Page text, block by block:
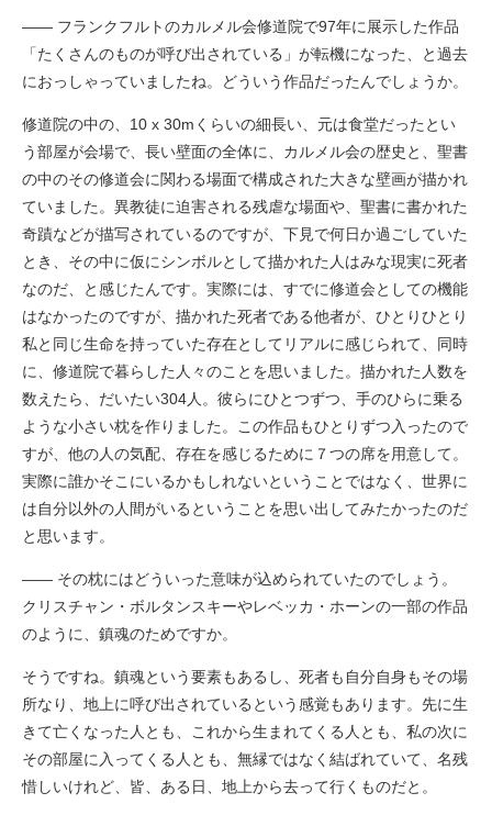
―― フランクフルトのカルメル会修道院で97年に展示した作品
「たくさんのものが呼び出されている」が転機になった、と過去
におっしゃっていましたね。どういう作品だったんでしょうか。
修道院の中の、10 x 30mくらいの細長い、元は食堂だったとい
う部屋が会場で、長い壁面の全体に、カルメル会の歴史と、聖書
の中のその修道会に関わる場面で構成された大きな壁画が描かれ
ていました。異教徒に迫害される残虐な場面や、聖書に書かれた
奇蹟などが描写されているのですが、下見で何日か過ごしていた
とき、その中に仮にシンボルとして描かれた人はみな現実に死者
なのだ、と感じたんです。実際には、すでに修道会としての機能
はなかったのですが、描かれた死者である他者が、ひとりひとり
私と同じ生命を持っていた存在としてリアルに感じられて、同時
に、修道院で暮らした人々のことを思いました。描かれた人数を
数えたら、だいたい304人。彼らにひとつずつ、手のひらに乗る
ような小さい枕を作りました。この作品もひとりずつ入ったので
すが、他の人の気配、存在を感じるために７つの席を用意して。
実際に誰かそこにいるかもしれないということではなく、世界に
は自分以外の人間がいるということを思い出してみたかったのだ
と思います。
―― その枕にはどういった意味が込められていたのでしょう。
クリスチャン・ボルタンスキーやレベッカ・ホーンの一部の作品
のように、鎮魂のためですか。
そうですね。鎮魂という要素もあるし、死者も自分自身もその場
所なり、地上に呼び出されているという感覚もあります。先に生
きて亡くなった人とも、これから生まれてくる人とも、私の次に
その部屋に入ってくる人とも、無縁ではなく結ばれていて、名残
惜しいけれど、皆、ある日、地上から去って行くものだと。